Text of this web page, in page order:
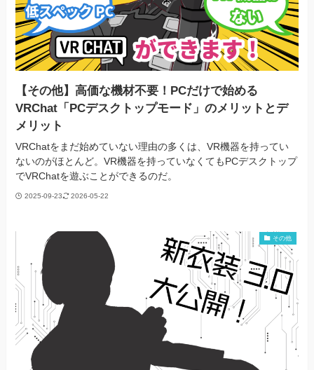
【その他】高価な機材不要！PCだけで始める
VRChat「PCデスクトップモード」のメリットとデ
メリット
VRChatをまだ始めていない理由の多くは、VR機器を持ってい
ないのがほとんど。VR機器を持っていなくてもPCデスクトップ
でVRChatを遊ぶことができるのだ。
2025-09-23 2026-05-22
その他